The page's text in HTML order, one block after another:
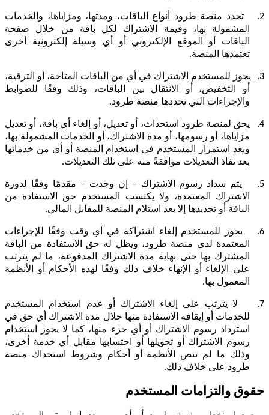
2.
تحدد منصة طرود أنواع الباقات، ومدتها، ومزاياها، والخدمات
المشمولة بها، وقيمة الاشتراك لكل باقة من خلال صفحة
الباقات أو الموقع الإلكتروني أو أي وسيلة إلكترونية أخرى
تعتمدها المنصة.
3.
يجوز للمستخدم الاشتراك في أي من الباقات المتاحة، أو الترقية،
أو التخفيض، أو الانتقال بين الباقات، وذلك وفقًا للضوابط
والإجراءات التي تحددها منصة طرود.
4.
يحق لمنصة طرود استحداث، أو تعديل، أو إلغاء أي باقة، أو تعديل
مزاياها، أو رسومها، أو مدة الاشتراك، أو الخدمات المشمولة بها،
ويعد استمرار المستخدم في استخدام المنصة أو أي من خدماتها
بعد نفاذ التعديلات موافقةً منه على تلك التعديلات.
5.
يتم سداد رسوم الاشتراك – إن وجدت – مقدمًا وفقًا لدورة
الاشتراك المعتمدة، ولا يكتسب المستخدم حق الاستفادة من
الباقة أو تجديدها إلا بعد استلام المنصة للمقابل المالي.
6.
يجوز للمستخدم إلغاء اشتراكه في أي وقت وفقًا للإجراءات
المعتمدة لدى منصة طرود، ويظل له حق الاستفادة من الباقة
المشترك بها حتى نهاية مدة الاشتراك المدفوعة، ما لم يترتب
على الإلغاء أو الإنهاء خلاف ذلك وفقًا لهذه الأحكام أو الأنظمة
المعمول بها.
7.
لا يترتب على إلغاء الاشتراك أو عدم استخدام المستخدم
للخدمات أو إيقافه الاستفادة منها خلال مدة الاشتراك أي حق في
استرداد رسوم الاشتراك أو أي جزء منها، كما لا يجوز استخدام
رسوم الاشتراك أو تحويلها أو احتسابها مقابل أي خدمة أخرى،
وذلك ما لم تنص الأنظمة أو أحكام وشروط استخداك منصة
طرود على خلاف ذلك.
حقوق والتزامات المستخدم